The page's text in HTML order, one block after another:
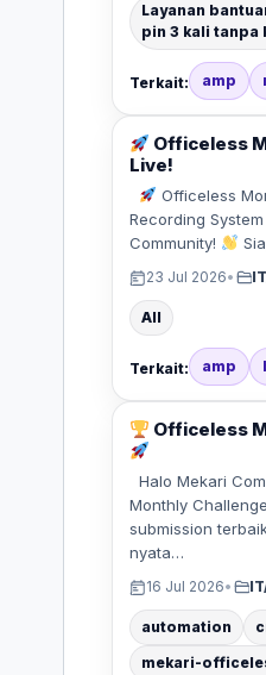
Layanan
pin 3 kali tanpa
Terkait: amp
Officeless
Live!
Officeless
Recording
Community!
23 Jul 2026•
All
Terkait: amp
Officeless
Halo Mekari
Monthly
submission
nyata…
16 Jul 2026•
automation
mekari-